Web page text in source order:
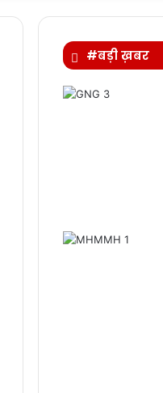
#बड़ी ख़बर